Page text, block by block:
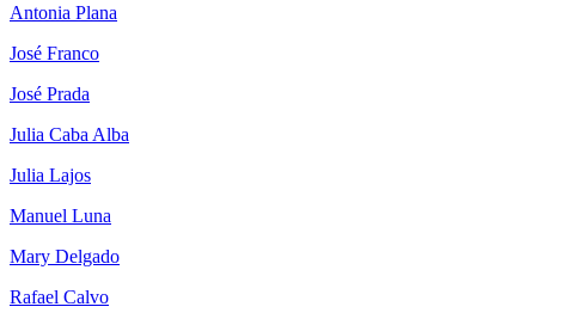
Antonia Plana
José Franco
José Prada
Julia Caba Alba
Julia Lajos
Manuel Luna
Mary Delgado
Rafael Calvo